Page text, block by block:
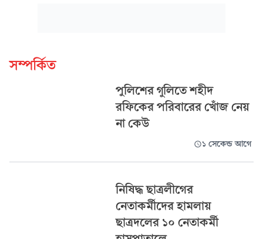
সম্পর্কিত
পুলিশের গুলিতে শহীদ
রফিকের পরিবারের খোঁজ নেয়
না কেউ
১ সেকেন্ড আগে
নিষিদ্ধ ছাত্রলীগের
নেতাকর্মীদের হামলায়
ছাত্রদলের ১০ নেতাকর্মী